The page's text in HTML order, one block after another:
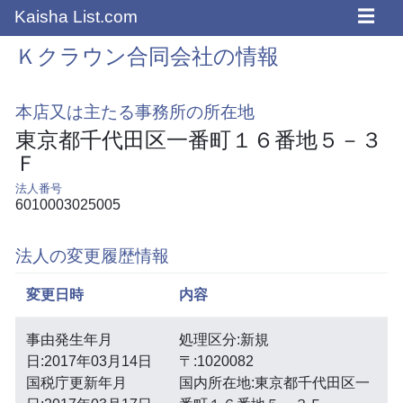
Kaisha List.com ☰
Ｋクラウン合同会社の情報
本店又は主たる事務所の所在地
東京都千代田区一番町１６番地５－３
Ｆ
法人番号
6010003025005
法人の変更履歴情報
変更日時 内容
事由発生年月
日:2017年03月14日
国税庁更新年月
処理区分:新規
〒:1020082
国内所在地:東京都千代田区一